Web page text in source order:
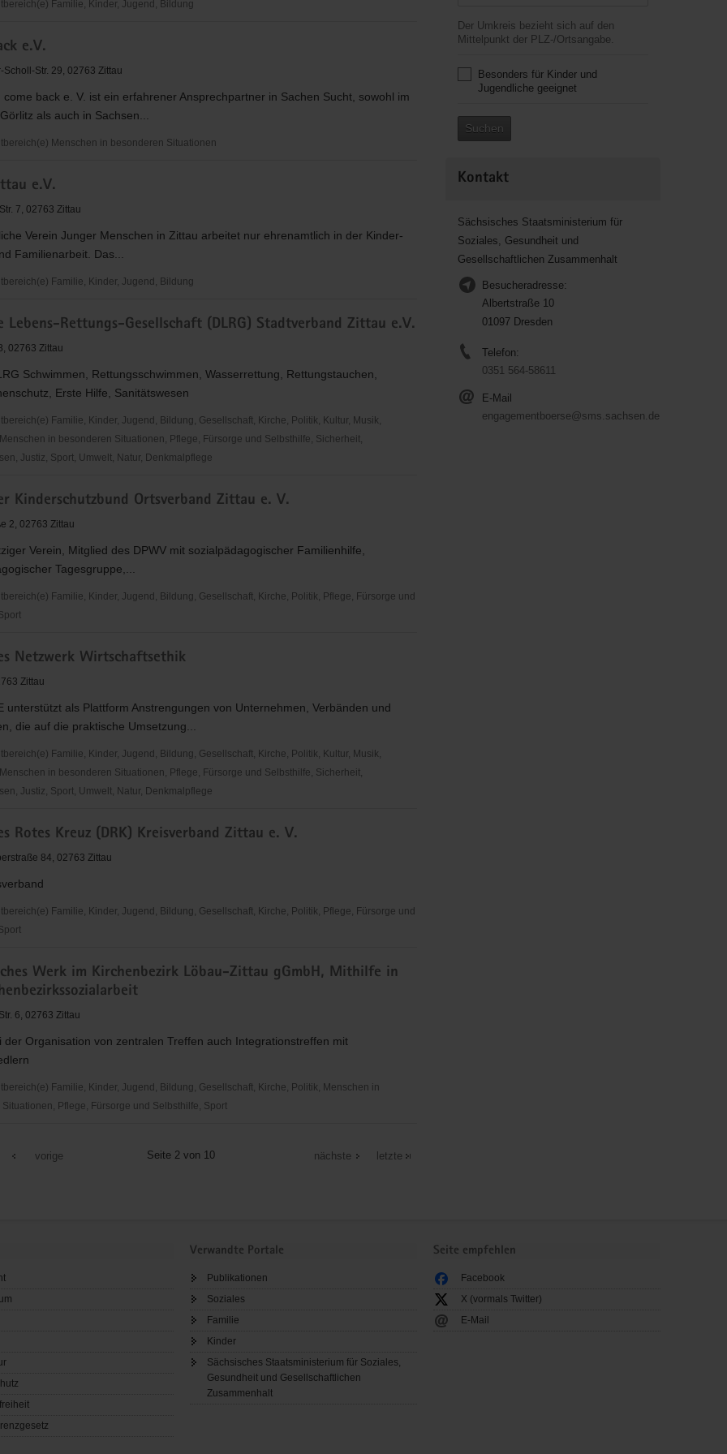
Familie, Kinder, Jugend, Bildung
e.V.
Scholl-Str. 29, 02763 Zittau
come back e. V. ist ein erfahrener Ansprechpartner in Sachen Sucht, sowohl im
als auch in Sachsen...
Menschen in besonderen Situationen
e.V.
7, 02763 Zittau
Verein Junger Menschen in Zittau arbeitet nur ehrenamtlich in der Kinder-
Familienarbeit. Das...
Familie, Kinder, Jugend, Bildung
Lebens-Rettungs-Gesellschaft (DLRG) Stadtverband Zittau e.V.
02763 Zittau
Schwimmen, Rettungsschwimmen, Wasserrettung, Rettungstauchen,
Erste Hilfe, Sanitätswesen
Familie, Kinder, Jugend, Bildung, Gesellschaft, Kirche, Politik, Kultur, Musik,
in besonderen Situationen, Pflege, Fürsorge und Selbsthilfe, Sicherheit,
Justiz, Sport, Umwelt, Natur, Denkmalpflege
Kinderschutzbund Ortsverband Zittau e. V.
2, 02763 Zittau
Verein, Mitglied des DPWV mit sozialpädagogischer Familienhilfe,
Tagesgruppe,...
Familie, Kinder, Jugend, Bildung, Gesellschaft, Kirche, Politik, Pflege, Fürsorge und
Netzwerk Wirtschaftsethik
Zittau
unterstützt als Plattform Anstrengungen von Unternehmen, Verbänden und
die auf die praktische Umsetzung...
Familie, Kinder, Jugend, Bildung, Gesellschaft, Kirche, Politik, Kultur, Musik,
in besonderen Situationen, Pflege, Fürsorge und Selbsthilfe, Sicherheit,
Justiz, Sport, Umwelt, Natur, Denkmalpflege
Rotes Kreuz (DRK) Kreisverband Zittau e. V.
84, 02763 Zittau
Familie, Kinder, Jugend, Bildung, Gesellschaft, Kirche, Politik, Pflege, Fürsorge und
Werk im Kirchenbezirk Löbau-Zittau gGmbH, Mithilfe in
6, 02763 Zittau
der Organisation von zentralen Treffen auch Integrationstreffen mit
Familie, Kinder, Jugend, Bildung, Gesellschaft, Kirche, Politik, Menschen in
Situationen, Pflege, Fürsorge und Selbsthilfe, Sport
vorige Seite 2 von 10 nächste letzte
Der Umkreis bezieht sich auf den
Mittelpunkt der PLZ-/Ortsangabe.
Besonders für Kinder und
Jugendliche geeignet
Suchen
Kontakt
Sächsisches Staatsministerium für
Soziales, Gesundheit und
Gesellschaftlichen Zusammenhalt
Besucheradresse:
Albertstraße 10
01097 Dresden
Telefon:
0351 564-58611
E-Mail
engagementboerse@sms.sachsen.de
Verwandte Portale
Publikationen
Soziales
Familie
Kinder
Sächsisches Staatsministerium für Soziales,
Gesundheit und Gesellschaftlichen
Zusammenhalt
Seite empfehlen
Facebook
X (vormals Twitter)
E-Mail